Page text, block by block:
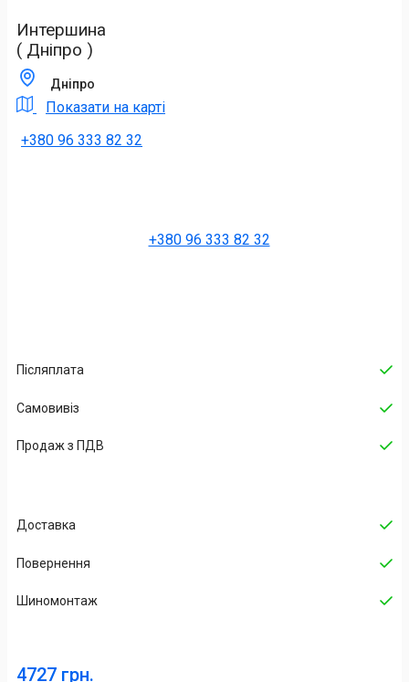
Интершина
( Дніпро )
Дніпро
Показати на карті
+380 96 333 82 32
+380 96 333 82 32
Післяплата
Самовивіз
Продаж з ПДВ
Доставка
Повернення
Шиномонтаж
4727 грн.